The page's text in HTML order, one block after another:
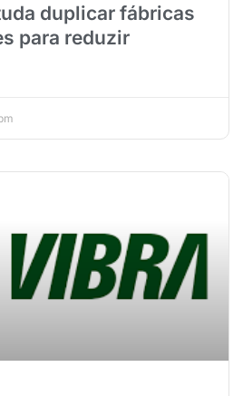
duplicar fábricas
para reduzir